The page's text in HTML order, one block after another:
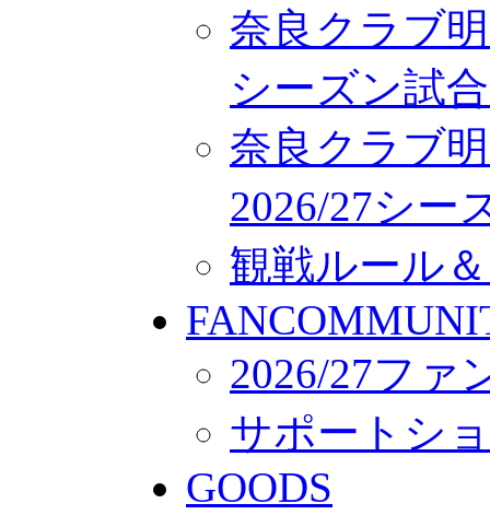
奈良クラブ
シーズン試
奈良クラブ
2026/27シー
観戦ルール
2026/27ファ
サポートシ
GOODS